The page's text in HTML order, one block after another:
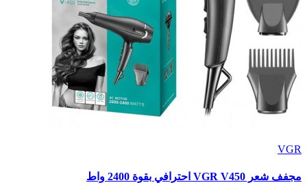
VGR
مجفف شعر VGR V450 احترافي بقوة 2400 واط